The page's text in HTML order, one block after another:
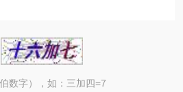
数字），如：三加四=7